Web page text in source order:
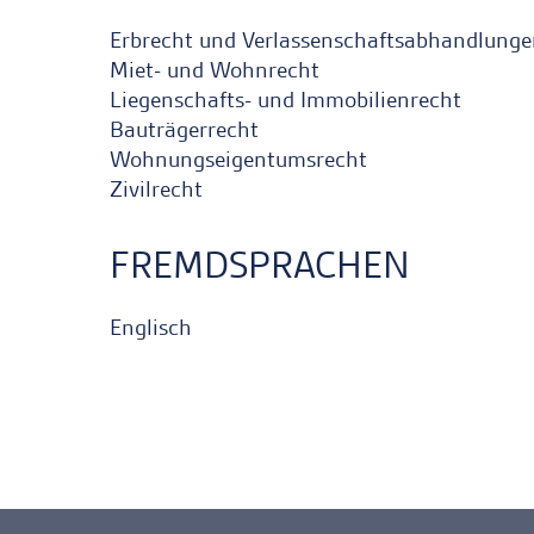
Erbrecht und
Miet- und Wohnrecht
Liegenschafts- und Immobilienrecht
Bauträgerrecht
Wohnungseigentumsrecht
Zivilrecht
FREMDSPRACHEN
Englisch